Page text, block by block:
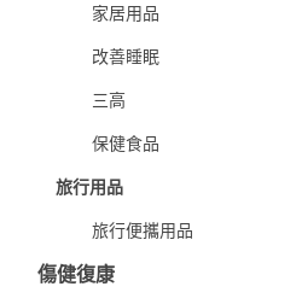
家居用品
改善睡眠
三高
保健食品
旅行用品
旅行便攜用品
傷健復康